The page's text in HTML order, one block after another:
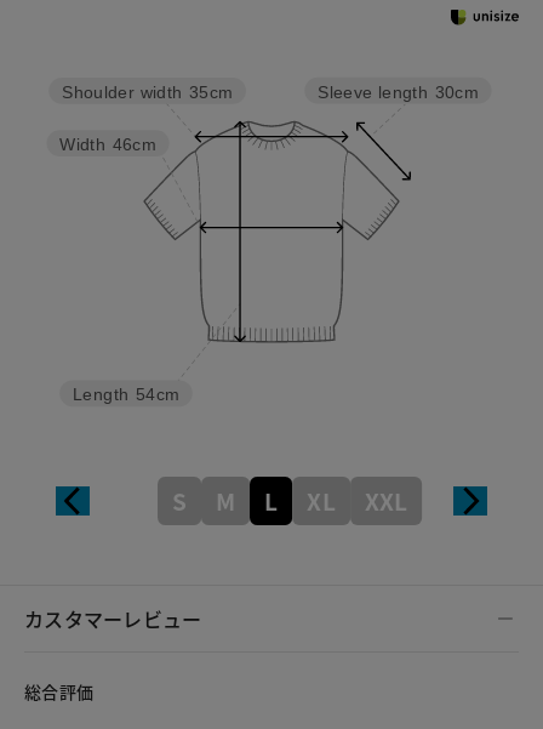
Sleeve length 30cm
Length 54cm
Width 46cm
Shoulder width 35cm
S M L XL XXL
カスタマーレビュー
総合評価